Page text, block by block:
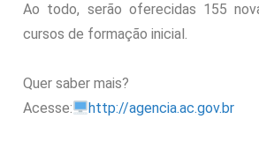
Ao todo, serão oferecidas 155
cursos de formação inicial.
Quer saber mais?
Acesse:
http://agencia.ac.gov.br